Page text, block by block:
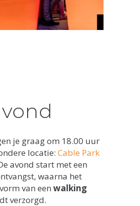
je graag om 18.00 uur
locatie: Cable Park
avond start met een
waarna het
van een walking
verzorgd.